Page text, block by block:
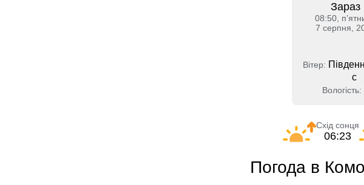
Зараз
08:50,
7 серпня,
Вітер:
с
Вологість:
Схід сонця
06:23
Погода в